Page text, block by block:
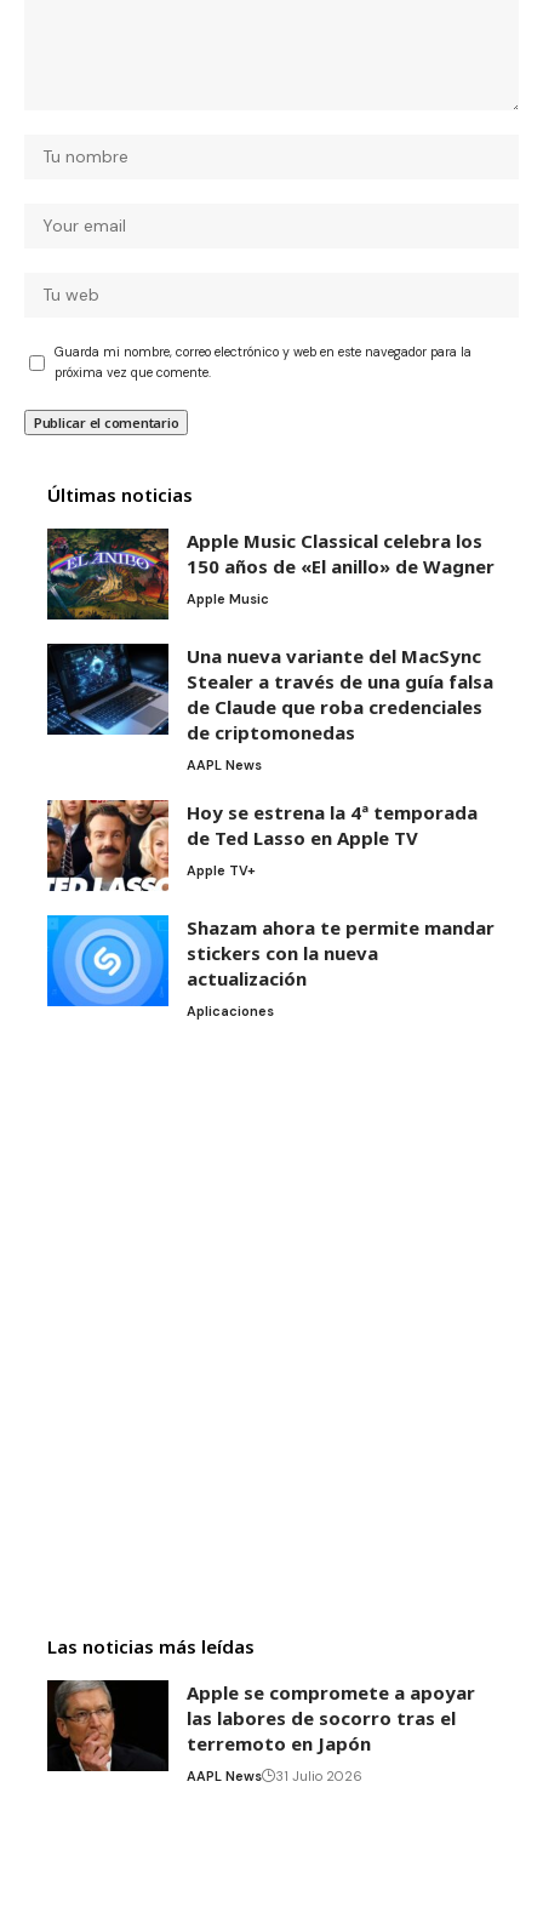
Guarda mi nombre, correo electrónico y web en este navegador para la
próxima vez que comente.
Últimas noticias
Apple Music Classical celebra los
150 años de «El anillo» de Wagner
Apple Music
Una nueva variante del MacSync
Stealer a través de una guía falsa
de Claude que roba credenciales
de criptomonedas
AAPL News
Hoy se estrena la 4ª temporada
de Ted Lasso en Apple TV
Apple TV+
Shazam ahora te permite mandar
stickers con la nueva
actualización
Aplicaciones
Las noticias más leídas
Apple se compromete a apoyar
las labores de socorro tras el
terremoto en Japón
AAPL News 31 Julio 2026